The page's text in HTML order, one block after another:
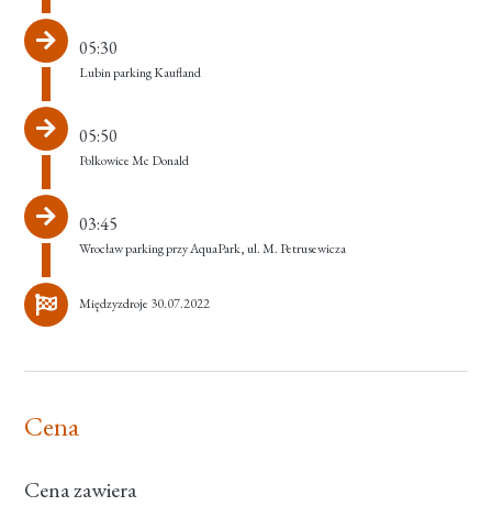
05:30
Lubin parking Kaufland
05:50
Polkowice Mc Donald
03:45
Wrocław parking przy AquaPark, ul. M. Petrusewicza
Międzyzdroje 30.07.2022
Cena
Cena zawiera